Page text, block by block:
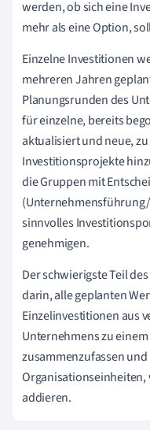
werden, ob sich eine
mehr als eine Option,
Einzelne Investitionen
mehreren Jahren
Planungsrunden des
für einzelne, bereits
aktualisiert und neue,
Investitionsprojekte
die Gruppen mit
sinnvolles
genehmigen.
Der schwierigste Teil
darin, alle geplanten
Einzelinvestitionen aus
Unternehmens zu
zusammenzufassen
Organisationseinheiten,
addieren.